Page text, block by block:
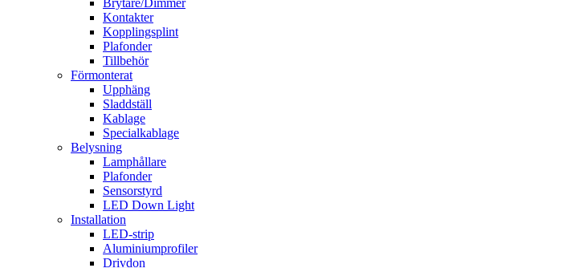
Brytare/Dimmer
Kontakter
Kopplingsplint
Plafonder
Tillbehör
Förmonterat
Upphäng
Sladdställ
Kablage
Specialkablage
Belysning
Lamphållare
Plafonder
Sensorstyrd
LED Down Light
Installation
LED-strip
Aluminiumprofiler
Drivdon